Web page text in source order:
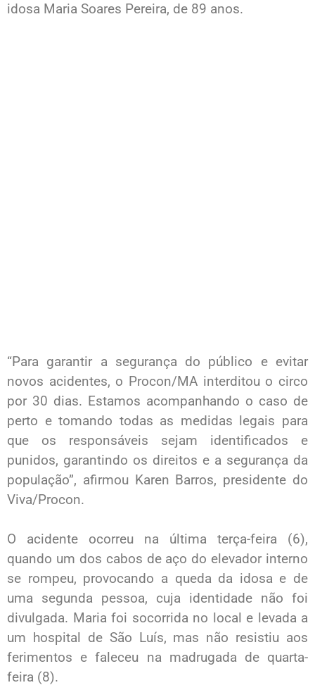
idosa Maria Soares Pereira, de 89 anos.
“Para garantir a segurança do público e evitar
novos acidentes, o Procon/MA interditou o circo
por 30 dias. Estamos acompanhando o caso de
perto e tomando todas as medidas legais para
que os responsáveis sejam identificados e
punidos, garantindo os direitos e a segurança da
população”, afirmou Karen Barros, presidente do
Viva/Procon.
O acidente ocorreu na última terça-feira (6),
quando um dos cabos de aço do elevador interno
se rompeu, provocando a queda da idosa e de
uma segunda pessoa, cuja identidade não foi
divulgada. Maria foi socorrida no local e levada a
um hospital de São Luís, mas não resistiu aos
ferimentos e faleceu na madrugada de quarta-
feira (8).